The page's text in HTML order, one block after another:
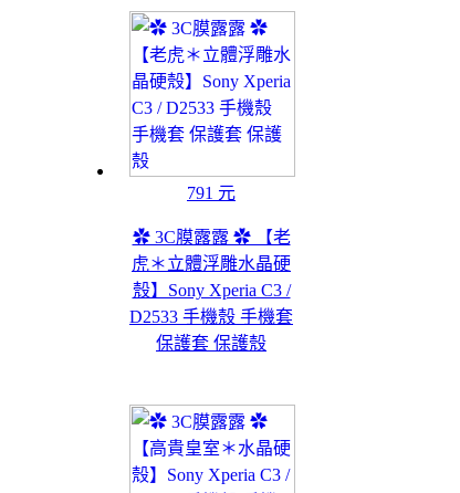
791 元
✿ 3C膜露露 ✿ 【老
虎＊立體浮雕水晶硬
殼】Sony Xperia C3 /
D2533 手機殼 手機套
保護套 保護殼